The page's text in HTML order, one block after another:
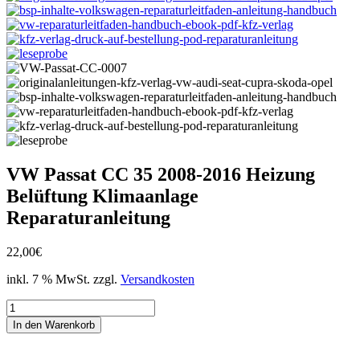
VW Passat CC 35 2008-2016 Heizung
Belüftung Klimaanlage
Reparaturanleitung
22,00€
inkl. 7 % MwSt. zzgl. Versandkosten
VW
Passat
CC
In den Warenkorb